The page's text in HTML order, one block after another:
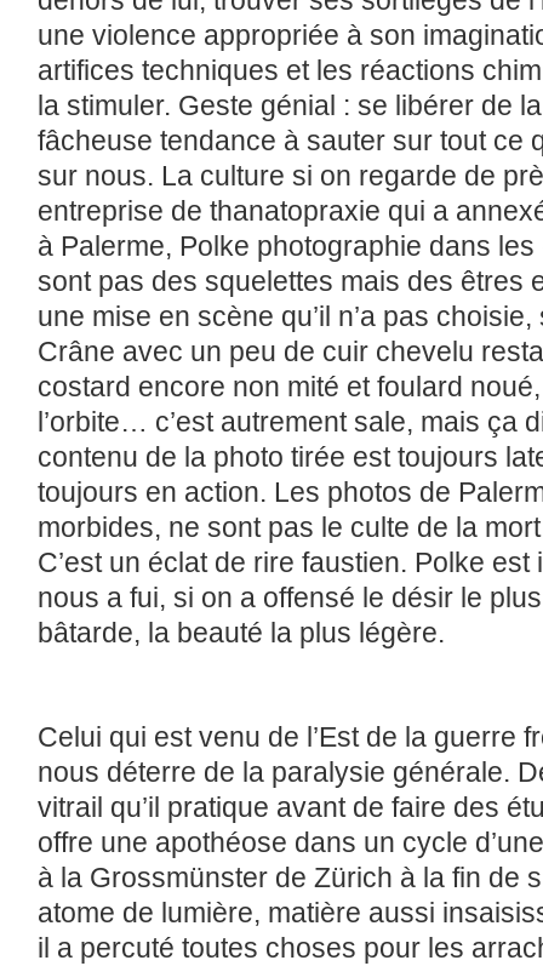
une violence appropriée à son
artifices techniques et les réactions
la stimuler. Geste génial : se libérer de
fâcheuse tendance à sauter sur tout ce
sur nous. La culture si on regarde de
entreprise de thanatopraxie qui a
à Palerme, Polke photographie dans
sont pas des squelettes mais des êtres
une mise en scène qu’il n’a pas
Crâne avec un peu de cuir chevelu
costard encore non mité et foulard
l’orbite… c’est autrement sale, mais ça
contenu de la photo tirée est toujours
toujours en action. Les photos de
morbides, ne sont pas le culte de la
C’est un éclat de rire faustien. Polke
nous a fui, si on a offensé le désir le
bâtarde, la beauté la plus légère.
Celui qui est venu de l’Est de la guerre
nous déterre de la paralysie générale.
vitrail qu’il pratique avant de faire des
offre une apothéose dans un cycle
à la Grossmünster de Zürich à la fin de
atome de lumière, matière aussi
il a percuté toutes choses pour les